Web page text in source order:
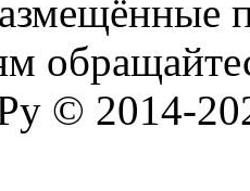
© 2014-